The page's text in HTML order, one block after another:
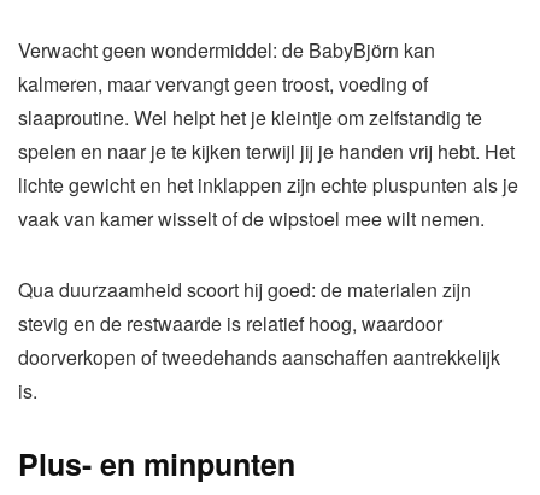
Verwacht geen wondermiddel: de BabyBjörn kan
kalmeren, maar vervangt geen troost, voeding of
slaaproutine. Wel helpt het je kleintje om zelfstandig te
spelen en naar je te kijken terwijl jij je handen vrij hebt. Het
lichte gewicht en het inklappen zijn echte pluspunten als je
vaak van kamer wisselt of de wipstoel mee wilt nemen.
Qua duurzaamheid scoort hij goed: de materialen zijn
stevig en de restwaarde is relatief hoog, waardoor
doorverkopen of tweedehands aanschaffen aantrekkelijk
is.
Plus- en minpunten